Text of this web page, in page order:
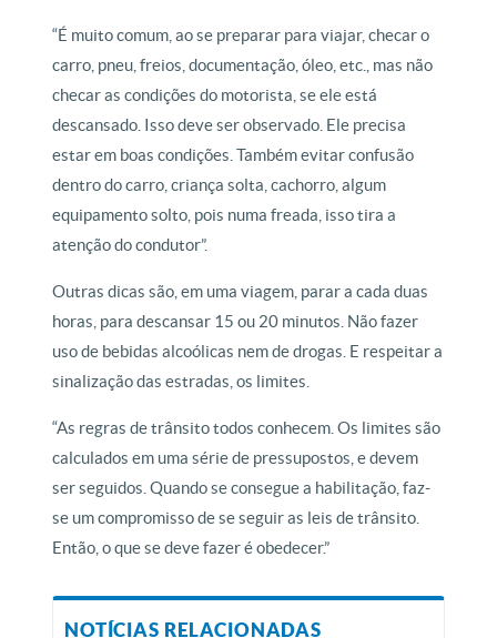
“É muito comum, ao se preparar para viajar, checar o
carro, pneu, freios, documentação, óleo, etc., mas não
checar as condições do motorista, se ele está
descansado. Isso deve ser observado. Ele precisa
estar em boas condições. Também evitar confusão
dentro do carro, criança solta, cachorro, algum
equipamento solto, pois numa freada, isso tira a
atenção do condutor”.
Outras dicas são, em uma viagem, parar a cada duas
horas, para descansar 15 ou 20 minutos. Não fazer
uso de bebidas alcoólicas nem de drogas. E respeitar a
sinalização das estradas, os limites.
“As regras de trânsito todos conhecem. Os limites são
calculados em uma série de pressupostos, e devem
ser seguidos. Quando se consegue a habilitação, faz-
se um compromisso de se seguir as leis de trânsito.
Então, o que se deve fazer é obedecer.”
NOTÍCIAS RELACIONADAS